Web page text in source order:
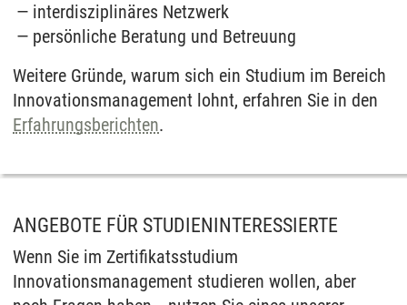
interdisziplinäres Netzwerk
persönliche Beratung und Betreuung
Weitere Gründe, warum sich ein Studium im Bereich
Innovationsmanagement lohnt, erfahren Sie in den
Erfahrungsberichten.
ANGEBOTE FÜR STUDIENINTERESSIERTE
Wenn Sie im Zertifikatsstudium
Innovationsmanagement studieren wollen, aber